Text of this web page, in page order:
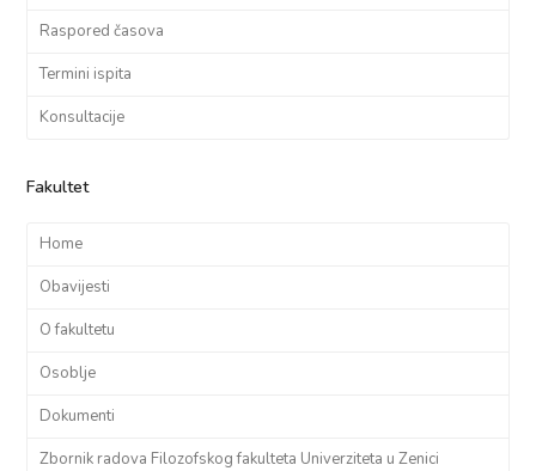
Raspored časova
Termini ispita
Konsultacije
Fakultet
Home
Obavijesti
O fakultetu
Osoblje
Dokumenti
Zbornik radova Filozofskog fakulteta Univerziteta u Zenici